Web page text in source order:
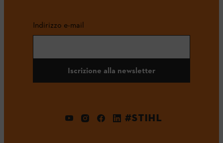
Indirizzo e-mail
Iscrizione alla newsletter
#STIHL